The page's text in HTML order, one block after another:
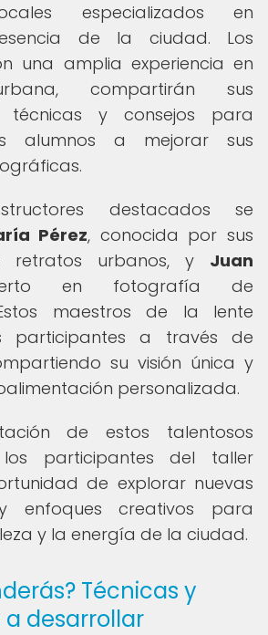
especializados en
de la ciudad. Los
una amplia experiencia en
compartirán sus
técnicas y consejos para
alumnos a mejorar sus
destacados se
Pérez, conocida por sus
retratos urbanos, y Juan
en fotografía de
maestros de la lente
participantes a través de
su visión única y
personalizada.
de estos talentosos
los participantes del taller
de explorar nuevas
enfoques creativos para
y la energía de la ciudad.
Técnicas y
desarrollar